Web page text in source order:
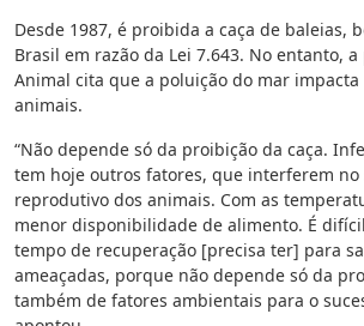
Desde 1987, é proibida a caça de baleias,
Brasil em razão da Lei 7.643. No entanto,
Animal cita que a poluição do mar
animais.
“Não depende só da proibição da caça.
tem hoje outros fatores, que interferem no
reprodutivo dos animais. Com as
menor disponibilidade de alimento. É
tempo de recuperação [precisa ter] para
ameaçadas, porque não depende só da
também de fatores ambientais para o